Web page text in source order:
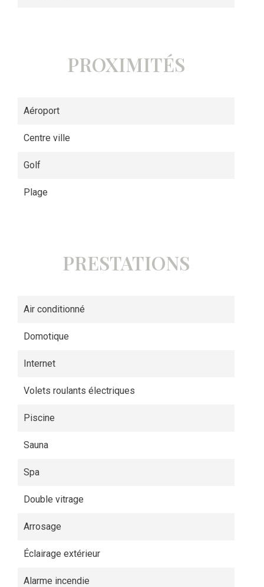
PROXIMITÉS
Aéroport
Centre ville
Golf
Plage
PRESTATIONS
Air conditionné
Domotique
Internet
Volets roulants électriques
Piscine
Sauna
Spa
Double vitrage
Arrosage
Éclairage extérieur
Alarme incendie